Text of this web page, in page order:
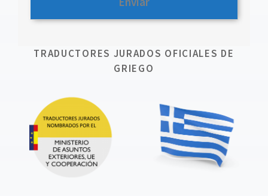
TRADUCTORES JURADOS OFICIALES DE
GRIEGO